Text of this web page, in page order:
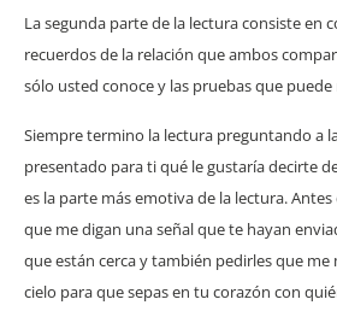
La segunda parte de la lectura consiste en
recuerdos de la relación que ambos
sólo usted conoce y las pruebas que
Siempre termino la lectura preguntando a
presentado para ti qué le gustaría decirte
es la parte más emotiva de la lectura.
que me digan una señal que te hayan
que están cerca y también pedirles que
cielo para que sepas en tu corazón con